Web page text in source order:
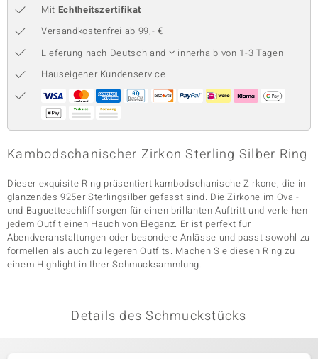
Collection
Classics
Mit Echtheitszertifikat
Versandkostenfrei ab 99,- €
Lieferung nach Deutschland
innerhalb von 1-3 Tagen
Hauseigener Kundenservice
Kambodschanischer Zirkon Sterling Silber Ring
Dieser exquisite Ring präsentiert kambodschanische Zirkone, die in
glänzendes 925er Sterlingsilber gefasst sind. Die Zirkone im Oval-
und Baguetteschliff sorgen für einen brillanten Auftritt und verleihen
jedem Outfit einen Hauch von Eleganz. Er ist perfekt für
Abendveranstaltungen oder besondere Anlässe und passt sowohl zu
formellen als auch zu legeren Outfits. Machen Sie diesen Ring zu
einem Highlight in Ihrer Schmucksammlung.
Details des Schmuckstücks